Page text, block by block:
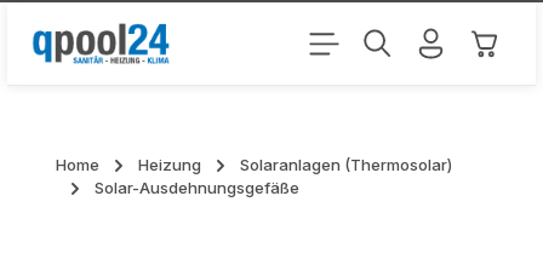
Zum Hauptinhalt springen
Home Heizung
Solaranlagen (Thermosolar)
Solar-Ausdehnungsgefäße